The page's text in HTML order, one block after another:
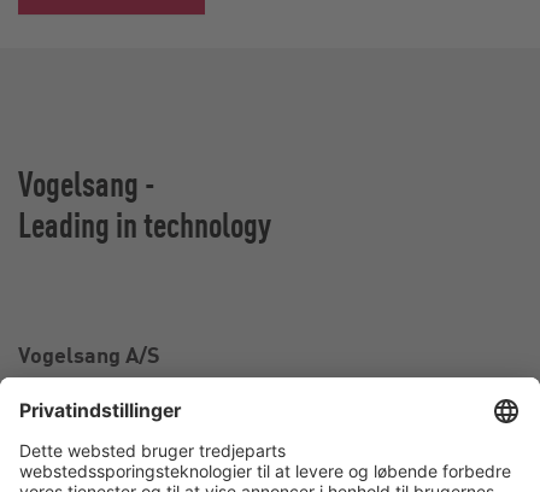
Vogelsang -
Leading in technology
Vogelsang A/S
6880 Tarm
Danmark